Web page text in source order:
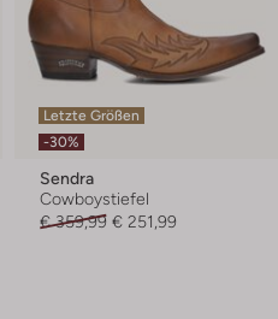
Letzte Größen
-30%
Sendra
Cowboystiefel
€ 359,99 € 251,99